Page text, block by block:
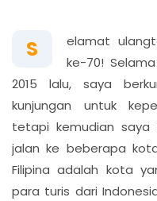
S
elamat
ke-70!
2015 lalu, saya
kunjungan untuk
tetapi kemudian saya
jalan ke beberapa
Filipina adalah kota
para turis dari